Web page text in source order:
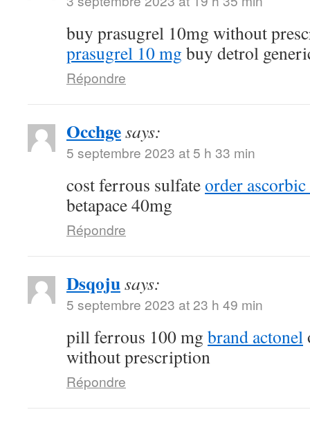
buy prasugrel 10mg without
prasugrel 10 mg buy detrol
Répondre
Occhgesays:
5 septembre 2023 at 5 h 33 min
cost ferrous sulfateorder
betapace 40mg
Répondre
Dsqojusays:
5 septembre 2023 at 23 h 49 min
pill ferrous 100 mg brand actonel
without prescription
Répondre